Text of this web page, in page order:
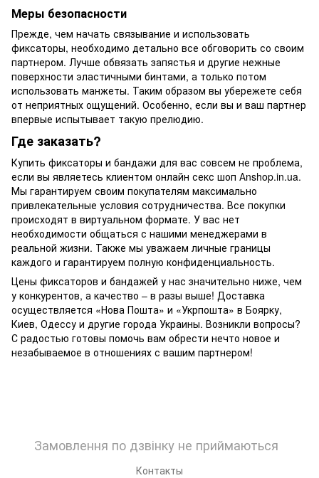
Меры безопасности
Прежде, чем начать связывание и использовать
фиксаторы, необходимо детально все обговорить со своим
партнером. Лучше обвязать запястья и другие нежные
поверхности эластичными бинтами, а только потом
использовать манжеты. Таким образом вы убережете себя
от неприятных ощущений. Особенно, если вы и ваш партнер
впервые испытывает такую прелюдию.
Где заказать?
Купить фиксаторы и бандажи для вас совсем не проблема,
если вы являетесь клиентом онлайн секс шоп Аnshop.in.ua.
Мы гарантируем своим покупателям максимально
привлекательные условия сотрудничества. Все покупки
происходят в виртуальном формате. У вас нет
необходимости общаться с нашими менеджерами в
реальной жизни. Также мы уважаем личные границы
каждого и гарантируем полную конфиденциальность.
Цены фиксаторов и бандажей у нас значительно ниже, чем
у конкурентов, а качество – в разы выше! Доставка
осуществляется «Нова Пошта» и «Укрпошта» в Боярку,
Киев, Одессу и другие города Украины. Возникли вопросы?
С радостью готовы помочь вам обрести нечто новое и
незабываемое в отношениях с вашим партнером!
Замовлення по дзвінку не приймаються
Контакты